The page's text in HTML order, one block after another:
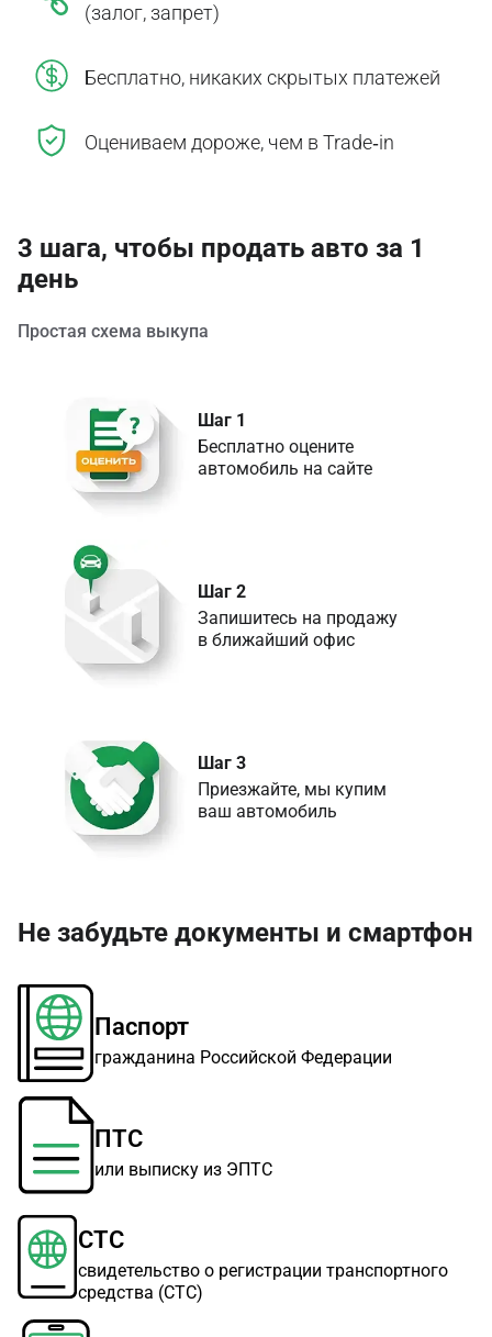
(залог, запрет)
Бесплатно, никаких скрытых платежей
Оцениваем дороже, чем в Trade‑in
3 шага, чтобы продать авто за 1
день
Простая схема выкупа
Шаг 1
Бесплатно оцените
Шаг 2
Запишитесь на продажу
в ближайший офис
Шаг 3
Приезжайте, мы купим
ваш автомобиль
Не забудьте документы и смартфон
Паспорт
гражданина Российской Федерации
ПТС
или выписку из ЭПТС
СТС
свидетельство о регистрации транспортного
средства (СТС)